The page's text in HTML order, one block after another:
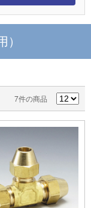
7件の商品